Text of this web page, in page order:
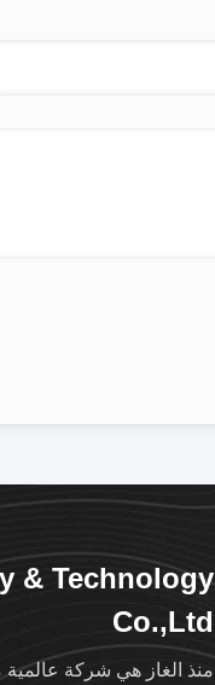
& Technology
Co.,Ltd
منذ الغاز هي شركة